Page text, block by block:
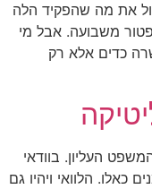
את מה שהפקיד הלה
משבועה. אבל מי
כדים אלא רק
העליון. בוודאי
הלוואי ויהיו גם